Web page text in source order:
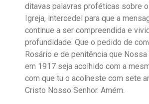
ditavas palavras proféticas sobre
Igreja, intercedei para que a
continue a ser compreendida e
profundidade. Que o pedido de
Rosário e de penitência que
em 1917 seja acolhido com a
com que tu o acolheste com sete
Cristo Nosso Senhor. Amém.